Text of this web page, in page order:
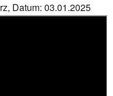
Datum: 03.01.2025